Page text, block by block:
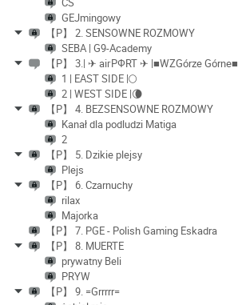
GEJmingowy
【P】 2. SENSOWNE ROZMOWY
SEBA | G9-Academy
【P】 3.| ✈ aiгPФRT ✈ |■WZGórze Górne■
1 | EAST SIDE |🌕
2 | WEST SIDE |🌘
【P】 4. BEZSENSOWNE ROZMOWY
Kanał dla podludzi Matiga
2
【P】 5. Dzikie plejsy
Plejs
【P】 6. Czarnuchy
rilax
Majorka
【P】 7. PGE - Polish Gaming Eskadra
【P】 8. MUERTE
prywatny Beli
PRYW
【P】 9. =Grrrrr=